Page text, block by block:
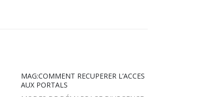
MAG:COMMENT RECUPERER L’ACCES
AUX PORTALS